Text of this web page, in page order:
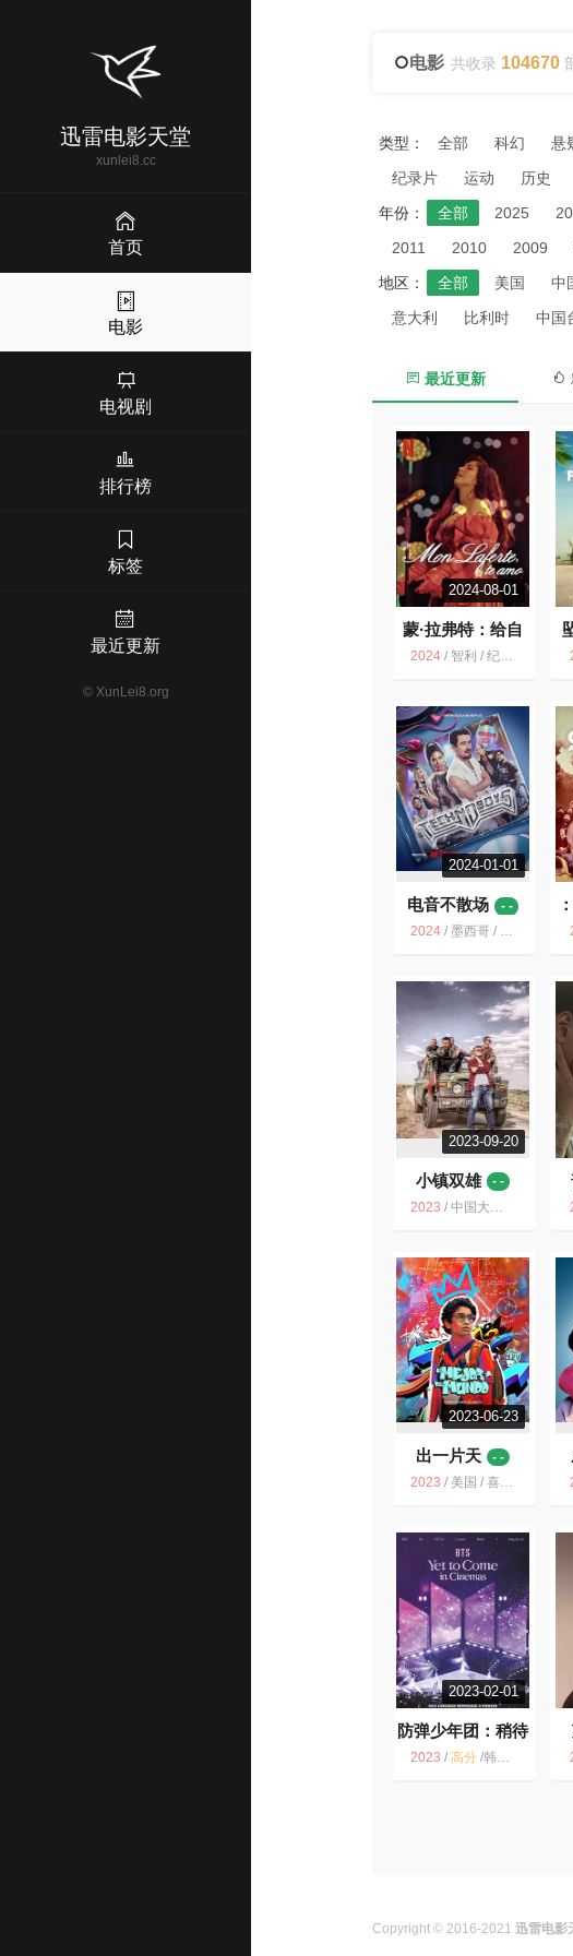
迅雷电影天堂
xunlei8.cc
首页
电影
电视剧
排行榜
标签
最近更新
© XunLei8.org
电影 共收录 104670
类型： 全部 科幻 悬
纪录片
运动 历史
年份：
全部 2025
2011
2010 2009
地区：
全部 美国 中
意大利
比利时 中国
最近更新
2024-08-01
蒙·拉弗特：给自
己的情书
- -
2024 / 智利 / 纪录片 音乐
2024-01-01
电音不散场
- -
2024 /墨西哥 / 音乐
2023-09-20
小镇双雄
- -
2023 /中国大陆 / 剧情 音乐
2023-06-23
出一片天
- -
2023 / 美国 / 喜剧 音乐 歌舞
2023-02-01
防弹少年团：稍待
未来
8.4
2023 /高分 /韩国 / 纪录片 音乐 歌舞
Copyright © 2016-2021迅雷电影